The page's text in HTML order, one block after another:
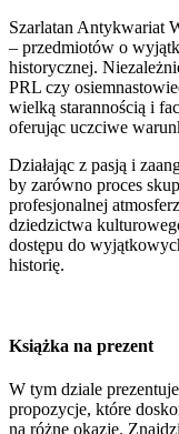
Szarlatan Antykwariat
– przedmiotów o
historycznej.
PRL czy
wielką starannością i
oferując uczciwe
Działając z pasją i
by zarówno proces
profesjonalnej
dziedzictwa
dostępu do
historię.
Książka na prezent
W tym dziale
propozycje, które
na różne okazje.